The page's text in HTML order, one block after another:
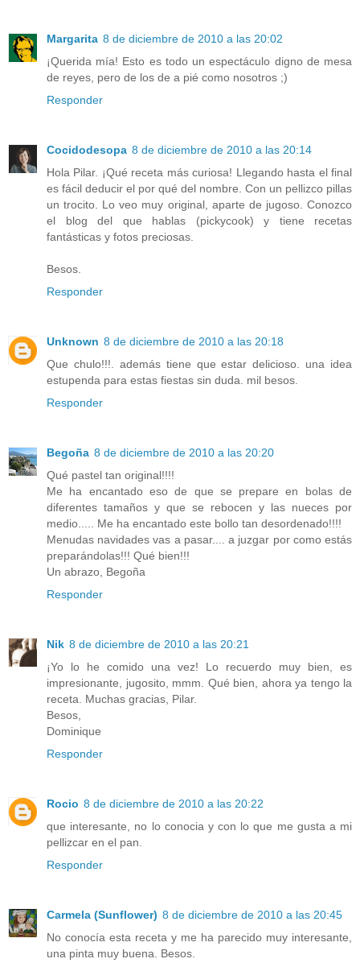
Margarita 8 de diciembre de 2010 a las 20:02
¡Querida mía! Esto es todo un espectáculo digno de mesa
de reyes, pero de los de a pié como nosotros ;)
Responder
Cocidodesopa 8 de diciembre de 2010 a las 20:14
Hola Pilar. ¡Qué receta más curiosa! Llegando hasta el final
es fácil deducir el por qué del nombre. Con un pellizco pillas
un trocito. Lo veo muy original, aparte de jugoso. Conozco
el blog del que hablas (pickycook) y tiene recetas
fantásticas y fotos preciosas.
Besos.
Responder
Unknown 8 de diciembre de 2010 a las 20:18
Que chulo!!!. además tiene que estar delicioso. una idea
estupenda para estas fiestas sin duda. mil besos.
Responder
Begoña 8 de diciembre de 2010 a las 20:20
Qué pastel tan original!!!!
Me ha encantado eso de que se prepare en bolas de
diferentes tamaños y que se rebocen y las nueces por
medio..... Me ha encantado este bollo tan desordenado!!!!
Menudas navidades vas a pasar.... a juzgar por como estás
preparándolas!!! Qué bien!!!
Un abrazo, Begoña
Responder
Nik 8 de diciembre de 2010 a las 20:21
¡Yo lo he comido una vez! Lo recuerdo muy bien, es
impresionante, jugosito, mmm. Qué bien, ahora ya tengo la
receta. Muchas gracias, Pilar.
Besos,
Dominique
Responder
Rocio 8 de diciembre de 2010 a las 20:22
que interesante, no lo conocia y con lo que me gusta a mi
pellizcar en el pan.
Responder
Carmela (Sunflower) 8 de diciembre de 2010 a las 20:45
No conocía esta receta y me ha parecido muy interesante,
una pinta muy buena. Besos.